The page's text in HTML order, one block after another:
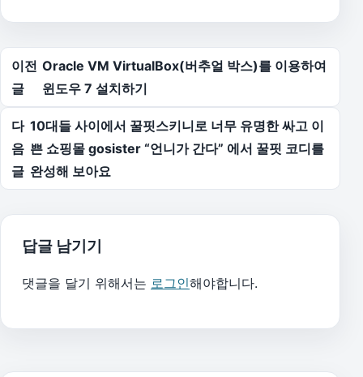
글 탐색
이전
글
Oracle VM VirtualBox(버추얼 박스)를 이용하여
윈도우 7 설치하기
다
음
글
10대들 사이에서 꿀핏스키니로 너무 유명한 싸고 이
쁜 쇼핑몰 gosister “언니가 간다” 에서 꿀핏 코디를
완성해 보아요
답글 남기기
댓글을 달기 위해서는 로그인해야합니다.